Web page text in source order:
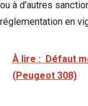
ou à d’autres
réglementation en
À lire : Défaut
(Peugeot 308)